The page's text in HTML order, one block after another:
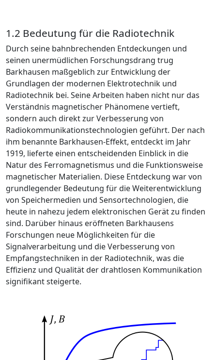
1.2 Bedeutung für die Radiotechnik
Durch seine bahnbrechenden Entdeckungen und
seinen unermüdlichen Forschungsdrang trug
Barkhausen maßgeblich zur Entwicklung der
Grundlagen der modernen Elektrotechnik und
Radiotechnik bei. Seine Arbeiten haben nicht nur das
Verständnis magnetischer Phänomene vertieft,
sondern auch direkt zur Verbesserung von
Radiokommunikationstechnologien geführt. Der nach
ihm benannte Barkhausen-Effekt, entdeckt im Jahr
1919, lieferte einen entscheidenden Einblick in die
Natur des Ferromagnetismus und die Funktionsweise
magnetischer Materialien. Diese Entdeckung war von
grundlegender Bedeutung für die Weiterentwicklung
von Speichermedien und Sensortechnologien, die
heute in nahezu jedem elektronischen Gerät zu finden
sind. Darüber hinaus eröffneten Barkhausens
Forschungen neue Möglichkeiten für die
Signalverarbeitung und die Verbesserung von
Empfangstechniken in der Radiotechnik, was die
Effizienz und Qualität der drahtlosen Kommunikation
signifikant steigerte.